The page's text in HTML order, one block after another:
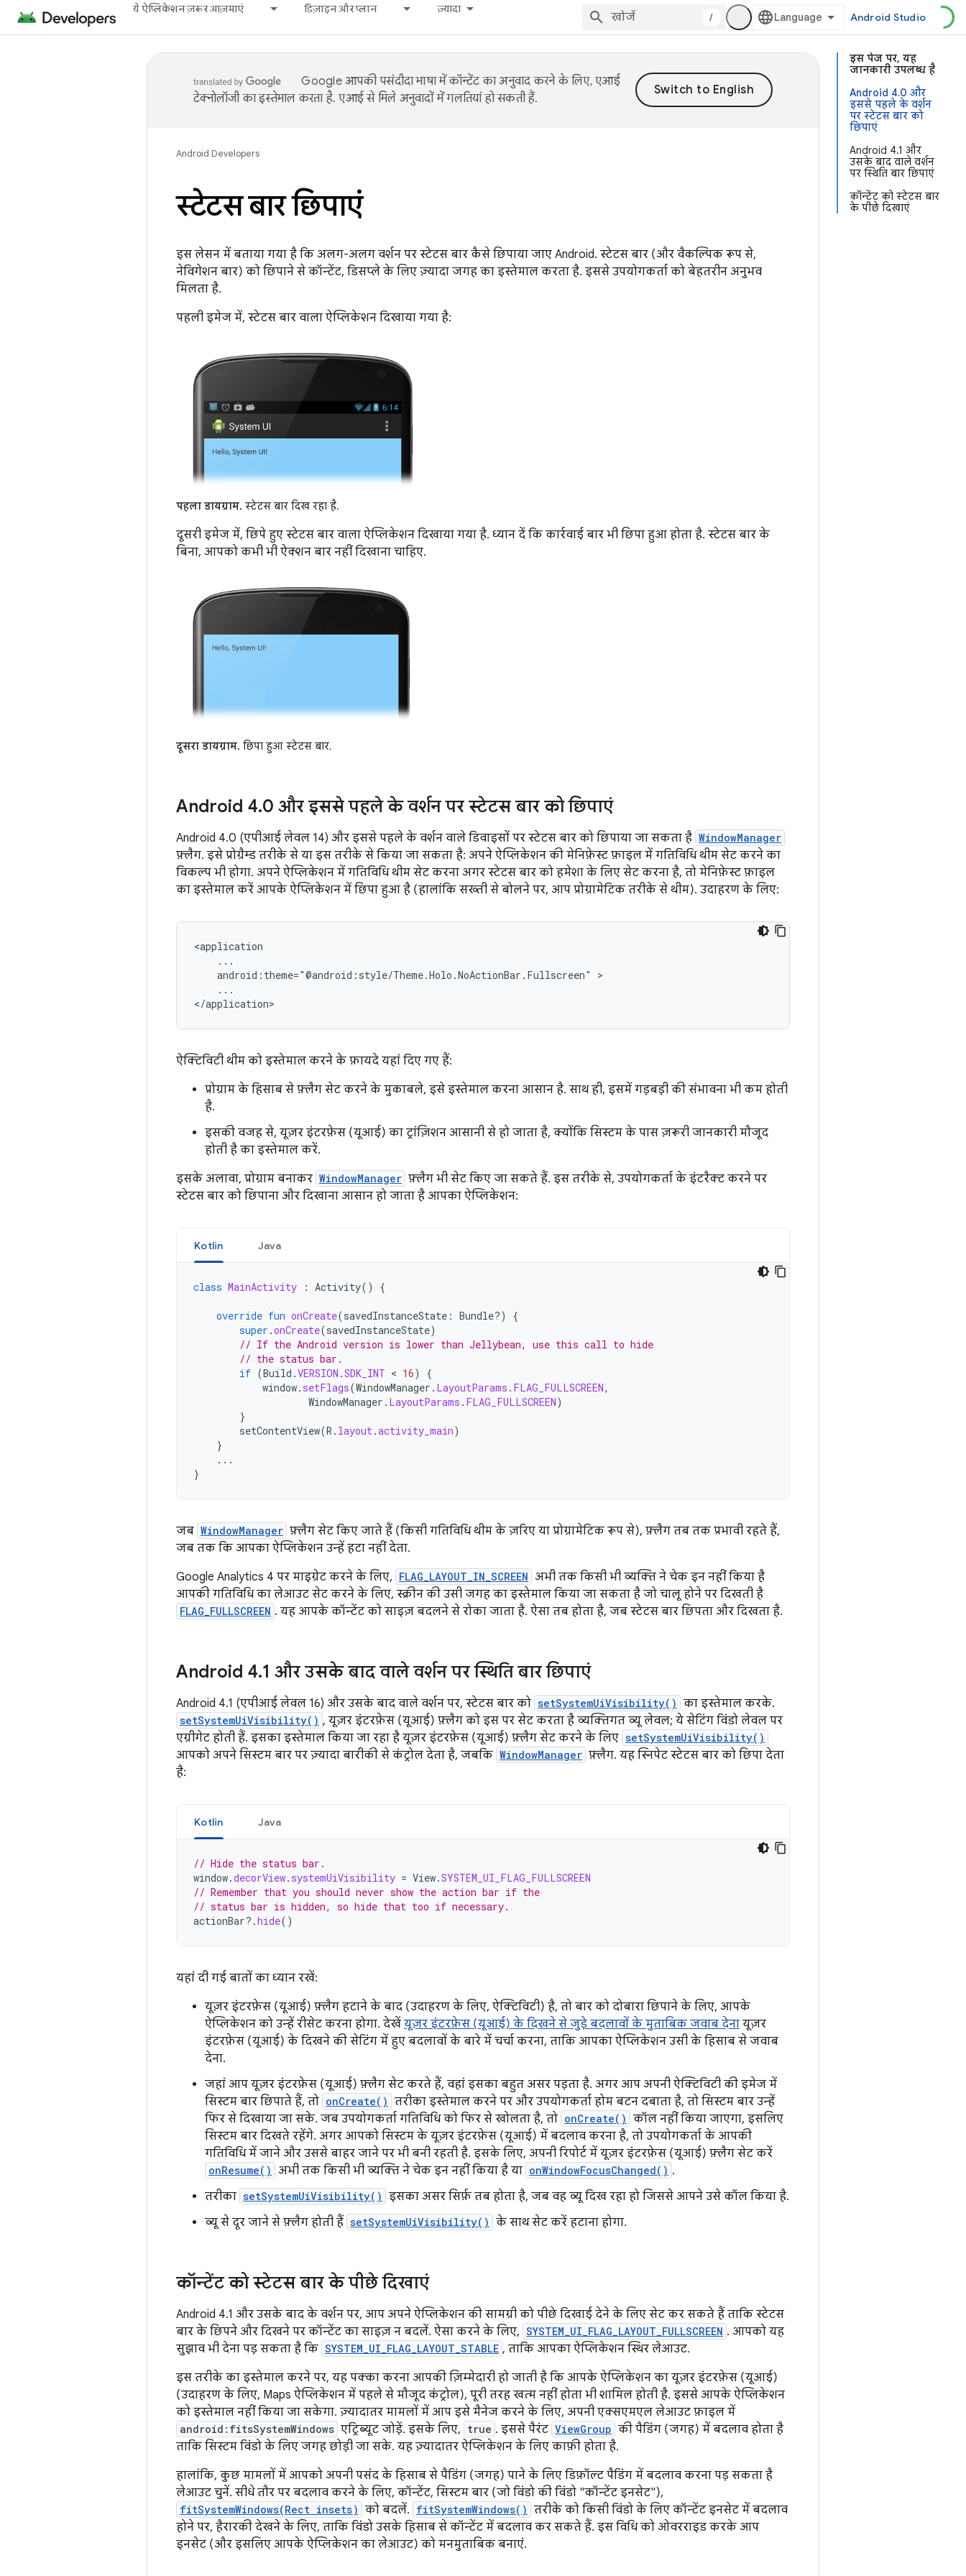
ये ऐप्लिकेशन ज़रूर आज़माएं डिज़ाइन और प्लान ज़्यादा
/ Android Studio
इस पेज पर, यह
जानकारी उपलब्ध है
Android 4.0 और
इससे पहले के वर्शन
पर स्टेटस बार को
छिपाएं
Android 4.1 और
उसके बाद वाले वर्शन
पर स्थिति बार छिपाएं
कॉन्टेंट को स्टेटस बार
के पीछे दिखाएं
Google आपकी पसंदीदा भाषा में कॉन्टेंट का अनुवाद करने के लिए, एआई
टेक्नोलॉजी का इस्तेमाल करता है. एआई से मिले अनुवादों में गलतियां हो सकती हैं.
Android Developers
स्टेटस बार छिपाएं
इस लेसन में बताया गया है कि अलग-अलग वर्शन पर स्टेटस बार कैसे छिपाया जाए Android. स्टेटस बार (और वैकल्पिक रूप से,
नेविगेशन बार) को छिपाने से कॉन्टेंट, डिसप्ले के लिए ज़्यादा जगह का इस्तेमाल करता है. इससे उपयोगकर्ता को बेहतरीन अनुभव
मिलता है.
पहली इमेज में, स्टेटस बार वाला ऐप्लिकेशन दिखाया गया है:
पहला डायग्राम. स्टेटस बार दिख रहा है.
दूसरी इमेज में, छिपे हुए स्टेटस बार वाला ऐप्लिकेशन दिखाया गया है. ध्यान दें कि कार्रवाई बार भी छिपा हुआ होता है. स्टेटस बार के
बिना, आपको कभी भी ऐक्शन बार नहीं दिखाना चाहिए.
दूसरा डायग्राम. छिपा हुआ स्टेटस बार.
Android 4.0 और इससे पहले के वर्शन पर स्टेटस बार को छिपाएं
Android 4.0 (एपीआई लेवल 14) और इससे पहले के वर्शन वाले डिवाइसों पर स्टेटस बार को छिपाया जा सकता है WindowManager
फ़्लैग. इसे प्रोग्रैम्ड तरीके से या इस तरीके से किया जा सकता है: अपने ऐप्लिकेशन की मेनिफ़ेस्ट फ़ाइल में गतिविधि थीम सेट करने का
विकल्प भी होगा. अपने ऐप्लिकेशन में गतिविधि थीम सेट करना अगर स्टेटस बार को हमेशा के लिए सेट करना है, तो मेनिफ़ेस्ट फ़ाइल
का इस्तेमाल करें आपके ऐप्लिकेशन में छिपा हुआ है (हालांकि सख्ती से बोलने पर, आप प्रोग्रामेटिक तरीके से थीम). उदाहरण के लिए:
android:theme="@android:style/Theme.Holo.NoActionBar.Fullscreen"
...
</application>
ऐक्टिविटी थीम को इस्तेमाल करने के फ़ायदे यहां दिए गए हैं:
प्रोग्राम के हिसाब से फ़्लैग सेट करने के मुकाबले, इसे इस्तेमाल करना आसान है. साथ ही, इसमें गड़बड़ी की संभावना भी कम होती
है.
इसकी वजह से, यूज़र इंटरफ़ेस (यूआई) का ट्रांज़िशन आसानी से हो जाता है, क्योंकि सिस्टम के पास ज़रूरी जानकारी मौजूद
होती है का इस्तेमाल करें.
इसके अलावा, प्रोग्राम बनाकर WindowManager फ़्लैग भी सेट किए जा सकते हैं. इस तरीके से, उपयोगकर्ता के इंटरैक्ट करने पर
स्टेटस बार को छिपाना और दिखाना आसान हो जाता है आपका ऐप्लिकेशन:
Kotlin Java
class MainActivity : Activity() {
override fun onCreate(savedInstanceState : Bundle?)
{
super .onCreate(savedInstanceState)
// If the Android version is lower than Jellybean, use this call to hide
// the status bar.
if (Build .VERSION .SDK_INT < 16)
{
window. setFlags(WindowManager . LayoutParams . FLAG_FULLSCREEN,
WindowManager . LayoutParams . FLAG_FULLSCREEN)
}
setContentView(R . layout.activity_main)
}
...
}
जब WindowManager फ़्लैग सेट किए जाते हैं (किसी गतिविधि थीम के ज़रिए या प्रोग्रामेटिक रूप से), फ़्लैग तब तक प्रभावी रहते हैं,
जब तक कि आपका ऐप्लिकेशन उन्हें हटा नहीं देता.
Google Analytics 4 पर माइग्रेट करने के लिए, FLAG_LAYOUT_IN_SCREEN अभी तक किसी भी व्यक्ति ने चेक इन नहीं किया है
आपकी गतिविधि का लेआउट सेट करने के लिए, स्क्रीन की उसी जगह का इस्तेमाल किया जा सकता है जो चालू होने पर दिखती है
FLAG_FULLSCREEN . यह आपके कॉन्टेंट को साइज़ बदलने से रोका जाता है. ऐसा तब होता है, जब स्टेटस बार छिपता और दिखता है.
Android 4.1 और उसके बाद वाले वर्शन पर स्थिति बार छिपाएं
Android 4.1 (एपीआई लेवल 16) और उसके बाद वाले वर्शन पर, स्टेटस बार को setSystemUiVisibility() का इस्तेमाल करके.
setSystemUiVisibility() , यूज़र इंटरफ़ेस (यूआई) फ़्लैग को इस पर सेट करता है व्यक्तिगत व्यू लेवल; ये सेटिंग विंडो लेवल पर
एग्रीगेट होती हैं. इसका इस्तेमाल किया जा रहा है यूज़र इंटरफ़ेस (यूआई) फ़्लैग सेट करने के लिए setSystemUiVisibility()
आपको अपने सिस्टम बार पर ज़्यादा बारीकी से कंट्रोल देता है, जबकि WindowManager फ़्लैग. यह स्निपेट स्टेटस बार को छिपा देता
है:
Kotlin Java
// Hide the status bar.
window.decorView. systemUiVisibility = View.SYSTEM_UI_FLAG_FULLSCREEN
// Remember that you should never show the action bar if the
// status bar is hidden, so hide that too if necessary.
actionBar?.hide()
यहां दी गई बातों का ध्यान रखें:
यूज़र इंटरफ़ेस (यूआई) फ़्लैग हटाने के बाद (उदाहरण के लिए, ऐक्टिविटी) है, तो बार को दोबारा छिपाने के लिए, आपके
ऐप्लिकेशन को उन्हें रीसेट करना होगा. देखें यूज़र इंटरफ़ेस (यूआई) के दिखने से जुड़े बदलावों के मुताबिक जवाब देना यूज़र
इंटरफ़ेस (यूआई) के दिखने की सेटिंग में हुए बदलावों के बारे में चर्चा करना, ताकि आपका ऐप्लिकेशन उसी के हिसाब से जवाब
देना.
जहां आप यूज़र इंटरफ़ेस (यूआई) फ़्लैग सेट करते हैं, वहां इसका बहुत असर पड़ता है. अगर आप अपनी ऐक्टिविटी की इमेज में
सिस्टम बार छिपाते हैं, तो onCreate() तरीका इस्तेमाल करने पर और उपयोगकर्ता होम बटन दबाता है, तो सिस्टम बार उन्हें
फिर से दिखाया जा सके. जब उपयोगकर्ता गतिविधि को फिर से खोलता है, तो onCreate() कॉल नहीं किया जाएगा, इसलिए
सिस्टम बार दिखते रहेंगे. अगर आपको सिस्टम के यूज़र इंटरफ़ेस (यूआई) में बदलाव करना है, तो उपयोगकर्ता के आपकी
गतिविधि में जाने और उससे बाहर जाने पर भी बनी रहती है. इसके लिए, अपनी रिपोर्ट में यूज़र इंटरफ़ेस (यूआई) फ़्लैग सेट करें
onResume() अभी तक किसी भी व्यक्ति ने चेक इन नहीं किया है या onWindowFocusChanged() .
तरीका setSystemUiVisibility() इसका असर सिर्फ़ तब होता है, जब वह व्यू दिख रहा हो जिससे आपने उसे कॉल किया है.
व्यू से दूर जाने से फ़्लैग होती हैं setSystemUiVisibility() के साथ सेट करें हटाना होगा.
कॉन्टेंट को स्टेटस बार के पीछे दिखाएं
Android 4.1 और उसके बाद के वर्शन पर, आप अपने ऐप्लिकेशन की सामग्री को पीछे दिखाई देने के लिए सेट कर सकते हैं ताकि स्टेटस
बार के छिपने और दिखने पर कॉन्टेंट का साइज़ न बदलें. ऐसा करने के लिए, SYSTEM_UI_FLAG_LAYOUT_FULLSCREEN . आपको यह
सुझाव भी देना पड़ सकता है कि SYSTEM_UI_FLAG_LAYOUT_STABLE , ताकि आपका ऐप्लिकेशन स्थिर लेआउट.
इस तरीके का इस्तेमाल करने पर, यह पक्का करना आपकी ज़िम्मेदारी हो जाती है कि आपके ऐप्लिकेशन का यूज़र इंटरफ़ेस (यूआई)
(उदाहरण के लिए, Maps ऐप्लिकेशन में पहले से मौजूद कंट्रोल), पूरी तरह खत्म नहीं होता भी शामिल होती है. इससे आपके ऐप्लिकेशन
को इस्तेमाल नहीं किया जा सकेगा. ज़्यादातर मामलों में आप इसे मैनेज करने के लिए, अपनी एक्सएमएल लेआउट फ़ाइल में
android:fitsSystemWindows एट्रिब्यूट जोड़ें. इसके लिए, true . इससे पैरंट ViewGroup की पैडिंग (जगह) में बदलाव होता है
ताकि सिस्टम विंडो के लिए जगह छोड़ी जा सके. यह ज़्यादातर ऐप्लिकेशन के लिए काफ़ी होता है.
हालांकि, कुछ मामलों में आपको अपनी पसंद के हिसाब से पैडिंग (जगह) पाने के लिए डिफ़ॉल्ट पैडिंग में बदलाव करना पड़ सकता है
लेआउट चुनें. सीधे तौर पर बदलाव करने के लिए, कॉन्टेंट, सिस्टम बार (जो विंडो की विंडो "कॉन्टेंट इनसेट"),
fitSystemWindows(Rect insets) को बदलें. fitSystemWindows() तरीके को किसी विंडो के लिए कॉन्टेंट इनसेट में बदलाव
होने पर, हैरारकी देखने के लिए, ताकि विंडो उसके हिसाब से कॉन्टेंट में बदलाव कर सकते हैं. इस विधि को ओवरराइड करके आप
इनसेट (और इसलिए आपके ऐप्लिकेशन का लेआउट) को मनमुताबिक बनाएं.